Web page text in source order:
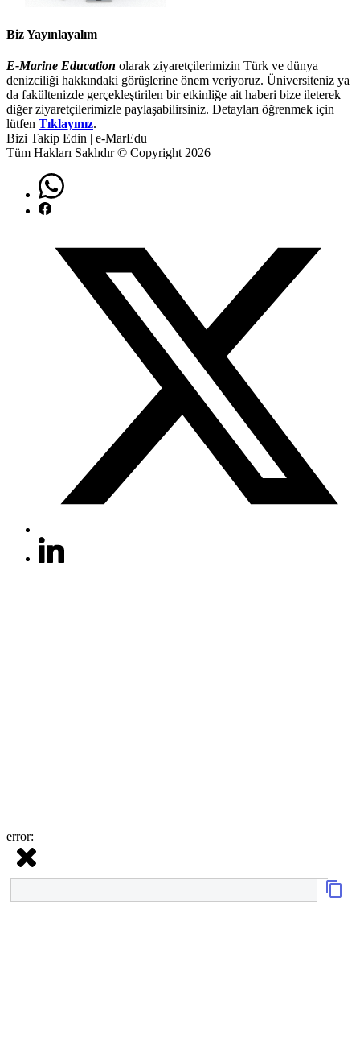
Biz Yayınlayalım
E-Marine Education olarak ziyaretçilerimizin Türk ve dünya
denizciliği hakkındaki görüşlerine önem veriyoruz. Üniversiteniz ya
da fakültenizde gerçekleştirilen bir etkinliğe ait haberi bize ileterek
diğer ziyaretçilerimizle paylaşabilirsiniz. Detayları öğrenmek için
lütfen Tıklayınız.
Bizi Takip Edin | e-MarEdu
Tüm Hakları Saklıdır © Copyright 2026
error: